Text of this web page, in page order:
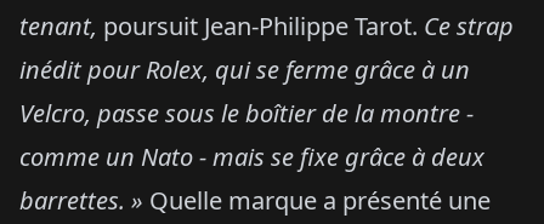
tenant, poursuit Jean-Philippe Tarot. Ce strap
inédit pour Rolex, qui se ferme grâce à un
Velcro, passe sous le boîtier de la montre -
comme un Nato - mais se fixe grâce à deux
barrettes. » Quelle marque a présenté une